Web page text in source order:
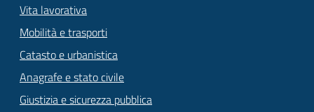
Vita lavorativa
Mobilità e trasporti
Catasto e urbanistica
Anagrafe e stato civile
Giustizia e sicurezza pubblica